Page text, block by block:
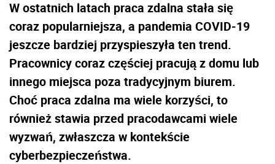
W ostatnich latach praca zdalna stała się
coraz popularniejsza, a pandemia COVID-19
jeszcze bardziej przyspieszyła ten trend.
Pracownicy coraz częściej pracują z domu lub
innego miejsca poza tradycyjnym biurem.
Choć praca zdalna ma wiele korzyści, to
również stawia przed pracodawcami wiele
wyzwań, zwłaszcza w kontekście
cyberbezpieczeństwa.